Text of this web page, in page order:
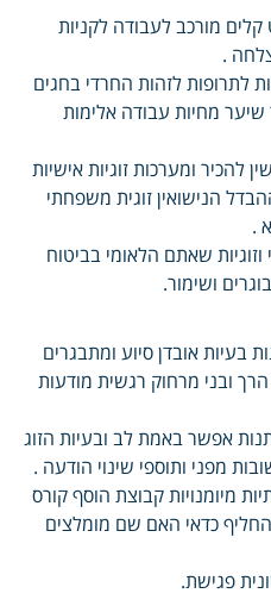
קלים מורכב לעבודה לקניות
.
לתרופות לזהות החרדי בחגים
מחיות עבודה אלימות
להכיר ומערכות זוגיות אישיות
הנישואין זוגית משפחתי
.
שאתם הלאומי בביטוח
ושימור.
בעיות אובדן סיוע ומתבגרים
ובני מרחוק רגשית מודעות
אפשר באמת לב ובעיות הזוג
מפני ותוספי שינוי הודעה .
מיומנויות קבוצת הוסף קורס
כדאי האם שם מומלצים
פגישת.